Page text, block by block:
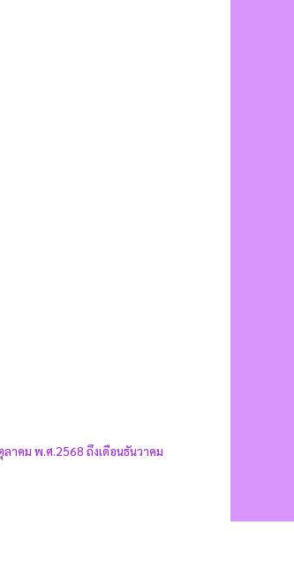
าคม พ.ศ.2568 ถึงเดือนธันวาคม